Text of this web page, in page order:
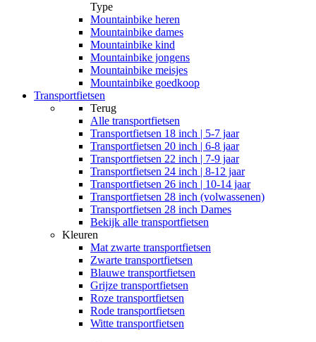
Type
Mountainbike heren
Mountainbike dames
Mountainbike kind
Mountainbike jongens
Mountainbike meisjes
Mountainbike goedkoop
Transportfietsen
Terug
Alle transportfietsen
Transportfietsen 18 inch | 5-7 jaar
Transportfietsen 20 inch | 6-8 jaar
Transportfietsen 22 inch | 7-9 jaar
Transportfietsen 24 inch | 8-12 jaar
Transportfietsen 26 inch | 10-14 jaar
Transportfietsen 28 inch (volwassenen)
Transportfietsen 28 inch Dames
Bekijk alle transportfietsen
Kleuren
Mat zwarte transportfietsen
Zwarte transportfietsen
Blauwe transportfietsen
Grijze transportfietsen
Roze transportfietsen
Rode transportfietsen
Witte transportfietsen